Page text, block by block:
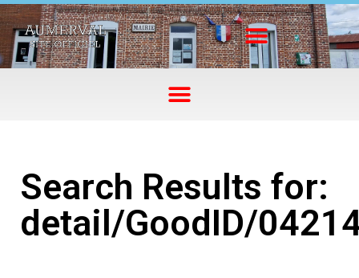
Search Results for:
detail/GoodID/